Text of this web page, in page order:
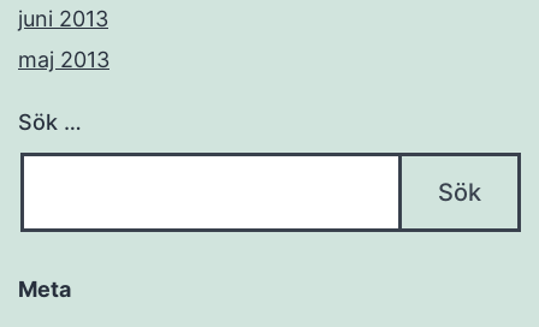
juni 2013
maj 2013
Sök …
Meta